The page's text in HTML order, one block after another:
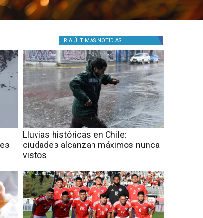
IR A ÚLTIMAS NOTICIAS
Lluvias históricas en Chile:
ciudades alcanzan máximos nunca
vistos